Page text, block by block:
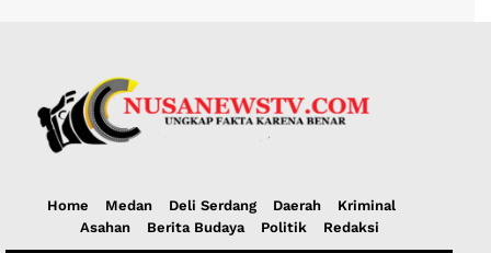
Home Medan Deli Serdang Daerah
Kriminal
Asahan
Berita Budaya Politik Redaksi